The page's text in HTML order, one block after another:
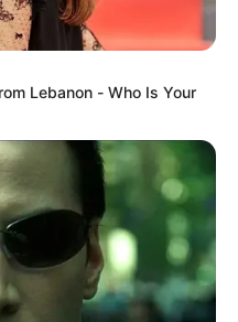
Totumo
A partir de las 10:00 de la
noche podrán solo operar
los taxis con placas
impares en Ibagué
Lebanon - Who Is Your